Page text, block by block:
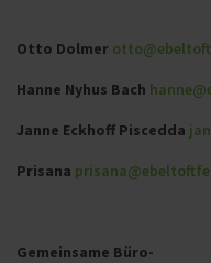
Otto Dolmer
Hanne Nyhus Bach
Janne Eckhoff Piscedda
Prisana
Gemeinsame Büro-